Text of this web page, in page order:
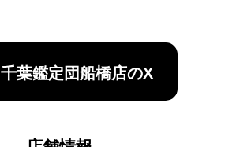
千葉鑑定団船橋店のX